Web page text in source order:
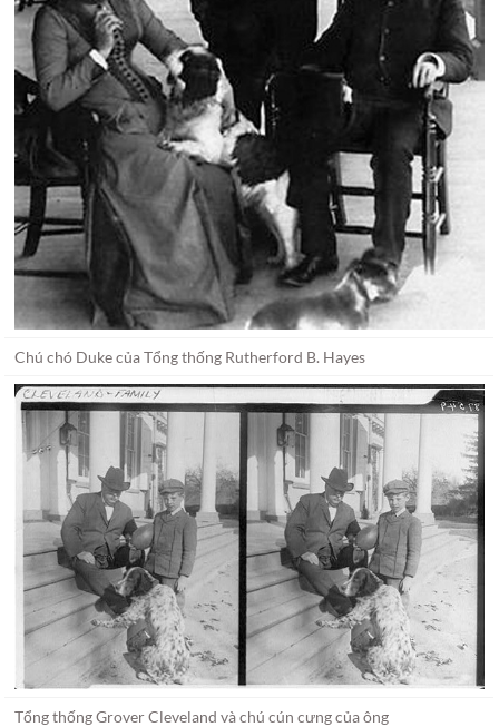
Chú chó Duke của Tổng thống Rutherford B. Hayes
Tổng thống Grover Cleveland và chú cún cưng của ông